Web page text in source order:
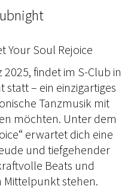
Your Soul Rejoice
findet im S-Club in
statt – ein einzigartiges
Tanzmusik mit
möchten. Unter dem
erwartet dich eine
und tiefgehender
Beats und
Mittelpunkt stehen.